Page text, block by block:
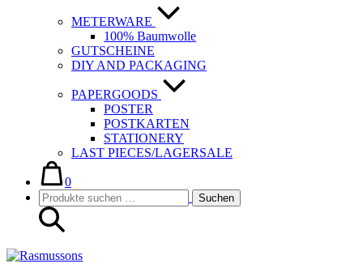
METERWARE
100% Baumwolle
GUTSCHEINE
DIY AND PACKAGING
PAPERGOODS
POSTER
POSTKARTEN
STATIONERY
LAST PIECES/LAGERSALE
Warenkorb
0im
Warenkorb
Suche-
Schalter
Suchen
nach:
Suchen